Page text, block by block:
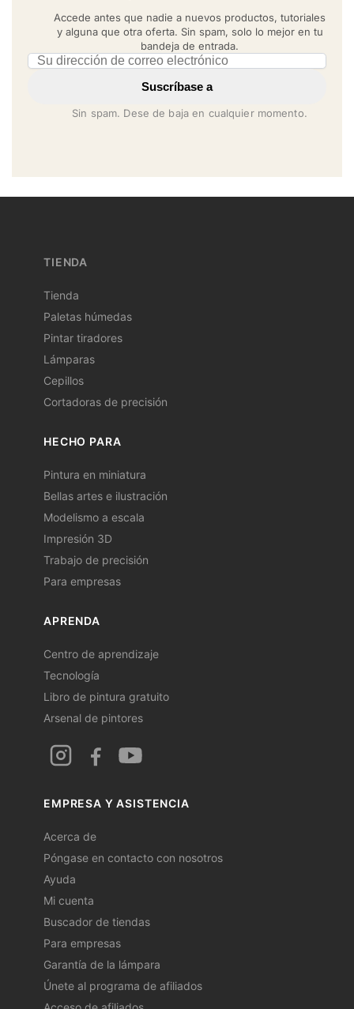
Accede antes que nadie a nuevos productos, tutoriales
y alguna que otra oferta. Sin spam, solo lo mejor en tu
bandeja de entrada.
Email address
Suscríbase a
Sin spam. Dese de baja en cualquier momento.
TIENDA
Tienda
Paletas húmedas
Pintar tiradores
Lámparas
Cepillos
Cortadoras de precisión
HECHO PARA
Pintura en miniatura
Bellas artes e ilustración
Modelismo a escala
Impresión 3D
Trabajo de precisión
Para empresas
APRENDA
Centro de aprendizaje
Tecnología
Libro de pintura gratuito
Arsenal de pintores
EMPRESA Y ASISTENCIA
Acerca de
Póngase en contacto con nosotros
Ayuda
Mi cuenta
Buscador de tiendas
Para empresas
Garantía de la lámpara
Únete al programa de afiliados